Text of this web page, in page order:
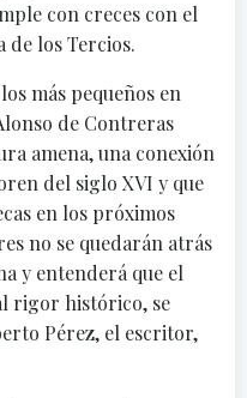
con creces con el
los Tercios.
más pequeños en
de Contreras
amena, una conexión
del siglo XVI y que
en los próximos
no se quedarán atrás
y entenderá que el
rigor histórico, se
Pérez, el escritor,